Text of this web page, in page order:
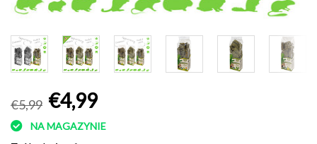
€5,99 €4,99
NA MAGAZYNIE